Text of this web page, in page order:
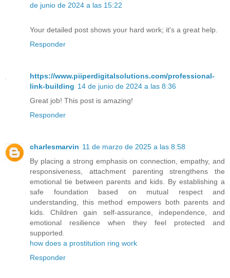
de junio de 2024 a las 15:22
Your detailed post shows your hard work; it's a great help.
Responder
https://www.piiperdigitalsolutions.com/professional-
link-building 14 de junio de 2024 a las 8:36
Great job! This post is amazing!
Responder
charlesmarvin 11 de marzo de 2025 a las 8:58
By placing a strong emphasis on connection, empathy, and
responsiveness, attachment parenting strengthens the
emotional tie between parents and kids. By establishing a
safe foundation based on mutual respect and
understanding, this method empowers both parents and
kids. Children gain self-assurance, independence, and
emotional resilience when they feel protected and
supported.
how does a prostitution ring work
Responder